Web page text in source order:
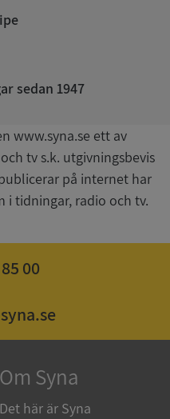
sedan 1947
www.syna.se ett av
tv s.k. utgivningsbevis
på internet har
i tidningar, radio och tv.
00
Om Syna
Det här är Syna
YouTube
.youtube.com
4 veckor
Microsoft
de.syna.se